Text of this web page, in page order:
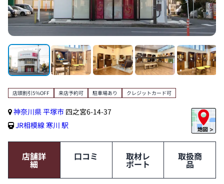
店頭割引5%OFF 来店予約可 駐車場あり クレジットカード可
神奈川県平塚市 四之宮6-14-37
JR相模線寒川 駅
店舗詳
細
口コミ 取材レ
ポート
取扱商
品